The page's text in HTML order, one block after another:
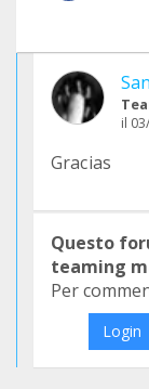
il
Gracias
Questo
teaming
Per
Login